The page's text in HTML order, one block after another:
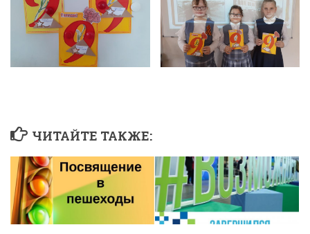
ЧИТАЙТЕ ТАКЖЕ: